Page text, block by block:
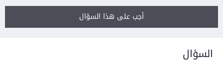
أجب على هذا السؤال
السؤال